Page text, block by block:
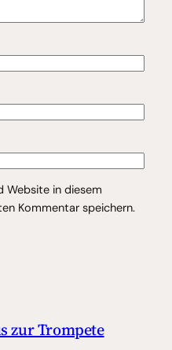
Website in diesem
Kommentar speichern.
zur Trompete